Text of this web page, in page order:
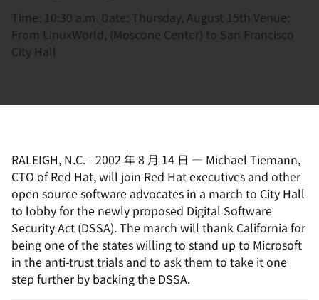
Time: 10:30 a.m. Date: Thursday, August 15th Venue:
From LinuxWorld, (Moscone Center) to San Francisco
City Hall
RALEIGH, N.C.- 2002 年 8 月 14 日 — Michael Tiemann,
CTO of Red Hat, will join Red Hat executives and other
open source software advocates in a march to City Hall
to lobby for the newly proposed Digital Software
Security Act (DSSA). The march will thank California for
being one of the states willing to stand up to Microsoft
in the anti-trust trials and to ask them to take it one
step further by backing the DSSA.